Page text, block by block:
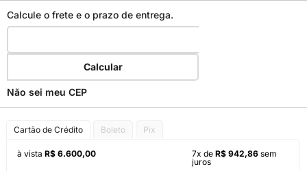
Calcule o frete e o prazo de entrega.
Calcular
Não sei meu CEP
Cartão de Crédito Boleto Pix
à vista R$ 6.600,00 7x de R$ 942,86 sem
juros